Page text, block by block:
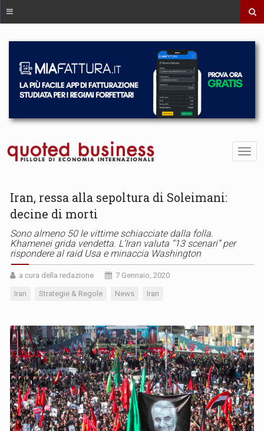
Iran, ressa alla sepoltura di Soleimani:
decine di morti
Sono almeno 50 le vittime schiacciate dalla folla.
Khamenei grida vendetta. L’Iran valuta “13 scenari” per
rispondere al raid Usa e minaccia Washington
a cura della redazione 7 Gennaio, 2020
Iran Strategie & Regole News Iran